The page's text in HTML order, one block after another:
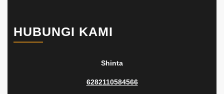
HUBUNGI KAMI
Shinta
6282110584566